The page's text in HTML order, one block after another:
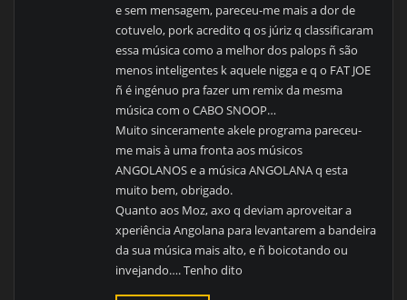
e sem mensagem, pareceu-me mais a dor de
cotuvelo, pork acredito q os júriz q classificaram
essa música como a melhor dos palops ñ são
menos inteligentes k aquele nigga e q o FAT JOE
ñ é ingénuo pra fazer um remix da mesma
música com o CABO SNOOP…
Muito sinceramente akele programa pareceu-
me mais à uma fronta aos músicos
ANGOLANOS e a música ANGOLANA q esta
muito bem, obrigado.
Quanto aos Moz, axo q deviam aproveitar a
xperiência Angolana para levantarem a bandeira
da sua música mais alto, e ñ boicotando ou
invejando…. Tenho dito